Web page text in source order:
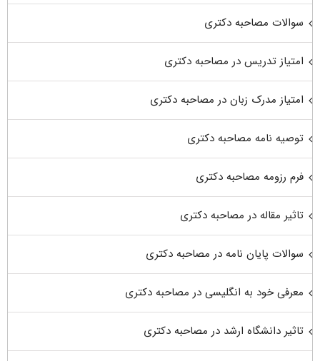
سوالات مصاحبه دکتری
امتیاز تدریس در مصاحبه دکتری
امتیاز مدرک زبان در مصاحبه دکتری
توصیه نامه مصاحبه دکتری
فرم رزومه مصاحبه دکتری
تاثیر مقاله در مصاحبه دکتری
سوالات پایان نامه در مصاحبه دکتری
معرفی خود به انگلیسی در مصاحبه دکتری
تاثیر دانشگاه ارشد در مصاحبه دکتری